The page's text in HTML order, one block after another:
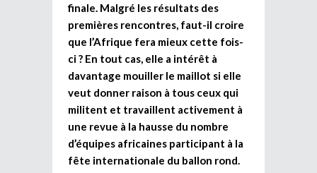
finale. Malgré les résultats des
premières rencontres, faut-il croire
que l’Afrique fera mieux cette fois-
ci ? En tout cas, elle a intérêt à
davantage mouiller le maillot si elle
veut donner raison à tous ceux qui
militent et travaillent activement à
une revue à la hausse du nombre
d’équipes africaines participant à la
fête internationale du ballon rond.